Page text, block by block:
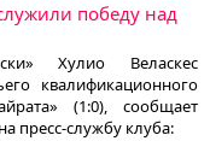
победу над
Хулио Веласкес
квалификационного
(1:0), сообщает
пресс-службу клуба: